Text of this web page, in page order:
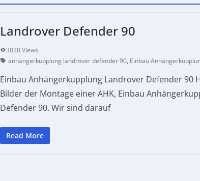
Landrover Defender 90
3020 Views
anhängerkupplung landrover defender 90, Einbau
Einbau Anhängerkupplung Landrover Defender 90
Bilder der Montage einer AHK, Einbau
Defender 90. Wir sind darauf
Read More